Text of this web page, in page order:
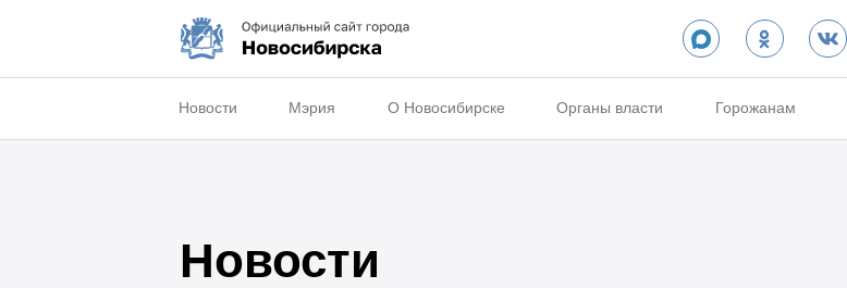
Новости Мэрия О Новосибирске Органы власти Горожанам
Новости